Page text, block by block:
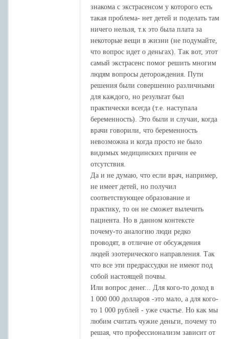
знакома с экстрасенсом у которого есть
такая проблема- нет детей и поделать там
ничего нельзя, т.к это была плата за
некоторые вещи в жизни (не подумайте,
что вопрос идет о деньгах). Так вот, этот
самый экстрасенс помог решить многим
людям вопросы деторождения. Пути
решения были совершенно различными
для каждого, но результат был
практически всегда (т.е. наступала
беременность). Это были и случаи, когда
врачи говорили, что беременность
невозможна и когда просто не было
видимых медицинских причин ее
отсутствия.
Да и не думаю, что если врач, например,
не имеет детей, но получил
соответствующее образование и
практику, то он не сможет вылечить
пациента. Но в данном контексте
почему-то аналогию люди редко
проводят, в отличие от обсуждения
людей эзотерического направления. Так
что все эти предрассудки не имеют под
собой настоящей почвы.
Или вопрос денег... Для кого-то доход в
1 000 000 долларов -это мало, а для кого-
то 1 000 рублей - уже счастье. Но как мы
любим считать чужие деньги, почему то
решая, что профессионализм зависит от